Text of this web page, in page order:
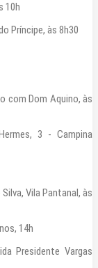
10h
Príncipe, às 8h30
com Dom Aquino, às
3 - Campina
Vila Pantanal, às
14h
Presidente Vargas